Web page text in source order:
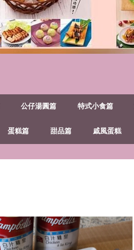
公仔湯圓篇 特式小食篇
蛋糕篇 甜品篇 戚風蛋糕